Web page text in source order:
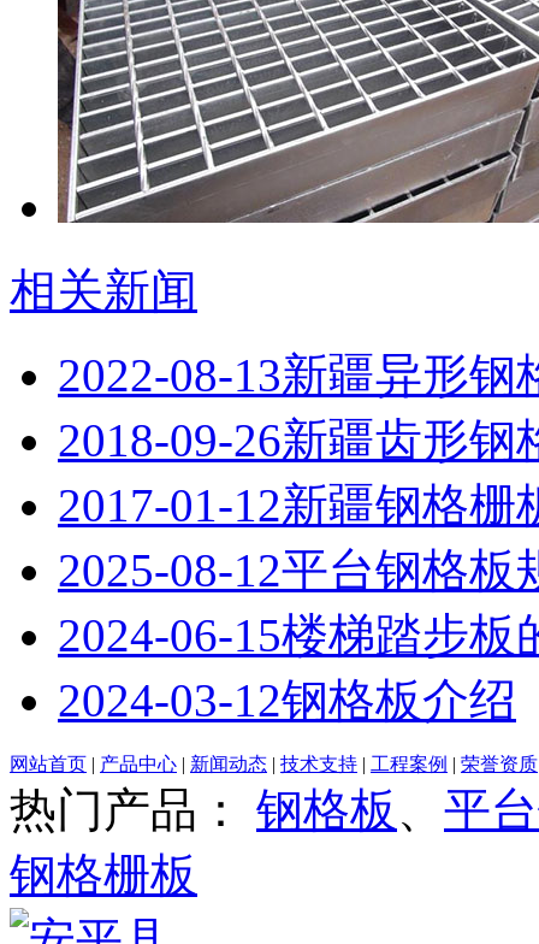
相关新闻
2022-08-13新疆异形钢
2018-09-26新疆齿形钢
2017-01-12新疆钢格栅
2025-08-12平台钢格板
2024-06-15楼梯踏步板
2024-03-12钢格板介绍
网站首页 | 产品中心 | 新闻动态 | 技术支持 | 工程案例 | 荣誉资质
热门产品： 钢格板 、 平
钢格栅板